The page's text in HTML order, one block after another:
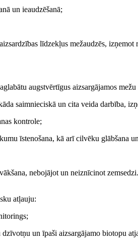
un ieaudzēšanā;
līdzekļus mežaudzēs, izņemot
augstvērtīgus aizsargājamos
saimnieciskā un cita veida darbība,
kontrole;
īstenošana, kā arī cilvēku glābšana
nebojājot un neiznīcinot
atļauju:
un īpaši aizsargājamo biotopu